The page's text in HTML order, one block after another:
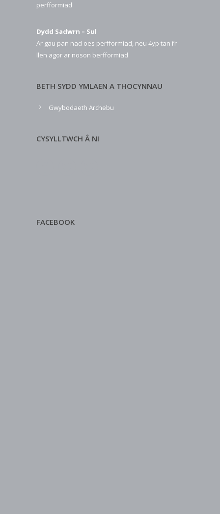
perfformiad
Dydd Sadwrn – Sul
Ar gau pan nad oes perfformiad, neu 4yp tan i’r
llen agor ar noson berfformiad
BETH SYDD YMLAEN A THOCYNNAU
Gwybodaeth Archebu
CYSYLLTWCH Â NI
FACEBOOK